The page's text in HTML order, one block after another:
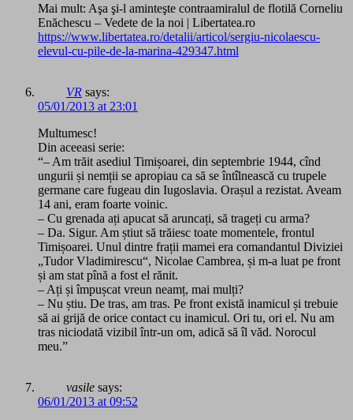
Mai mult: Aşa şi-l aminteşte contraamiralul de flotilă Corneliu
Enăchescu – Vedete de la noi | Libertatea.ro
https://www.libertatea.ro/detalii/articol/sergiu-nicolaescu-
elevul-cu-pile-de-la-marina-429347.html
VR says:
05/01/2013 at 23:01
Multumesc!
Din aceeasi serie:
“– Am trăit asediul Timișoarei, din septembrie 1944, cînd
ungurii și nemții se apropiau ca să se întîlnească cu trupele
germane care fugeau din Iugoslavia. Orașul a rezistat. Aveam
14 ani, eram foarte voinic.
– Cu grenada ați apucat să aruncați, să trageți cu arma?
– Da. Sigur. Am știut să trăiesc toate momentele, frontul
Timișoarei. Unul dintre frații mamei era comandantul Diviziei
„Tudor Vladimirescu“, Nicolae Cambrea, și m-a luat pe front
și am stat pînă a fost el rănit.
– Ați și împușcat vreun neamț, mai mulți?
– Nu știu. De tras, am tras. Pe front există inamicul și trebuie
să ai grijă de orice contact cu inamicul. Ori tu, ori el. Nu am
tras niciodată vizibil într-un om, adică să îl văd. Norocul
meu.”
vasile says:
06/01/2013 at 09:52